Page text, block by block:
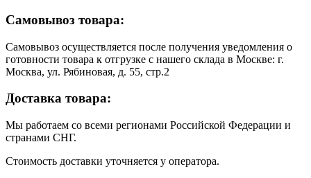
Самовывоз товара:
Самовывоз осуществляется после получения уведомления о
готовности товара к отгрузке с нашего склада в Москве: г.
Москва, ул. Рябиновая, д. 55, стр.2
Доставка товара:
Мы работаем со всеми регионами Российской Федерации и
странами СНГ.
Стоимость доставки уточняется у оператора.